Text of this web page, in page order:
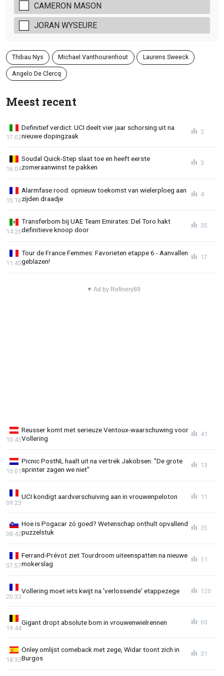
CAMERON MASON
JORAN WYSEURE
Thibau Nys Michael Vanthourenhout Laurens Sweeck
Angelo De Clercq
Meest recent
Definitief verdict: UCI deelt vier jaar schorsing uit na
nieuwe dopingzaak
17:02
2
Soudal Quick-Step slaat toe en heeft eerste
zomeraanwinst te pakken
16:04
3
Alarmfase rood: opnieuw toekomst van wielerploeg aan
zijden draadje
15:18
4
Transferbom bij UAE Team Emirates: Del Toro hakt
definitieve knoop door
14:26
35
Tour de France Femmes: Favorieten etappe 6 - Aanvallen
geblazen!
11:45
17
▼ Ad by Refinery89
Reusser komt met serieuze Ventoux-waarschuwing voor
Vollering
10:43
41
Picnic PostNL haalt uit na vertrek Jakobsen: "De grote
sprinter zagen we niet"
10:01
13
UCI kondigt aardverschuiving aan in vrouwenpeloton
09:23
11
Hoe is Pogacar zó goed? Wetenschap onthult opvallend
puzzelstuk
08:42
25
Ferrand-Prévot ziet Tourdroom uiteenspatten na nieuwe
mokerslag
07:57
11
Vollering moet iets kwijt na 'verlossende' etappezege
20:33
120
Gigant dropt absolute bom in vrouwenwielrennen
19:44
60
Onley omlijst comeback met zege, Widar toont zich in
Burgos
18:33
31